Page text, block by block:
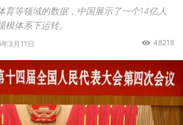
育等领域的数据，中国展示了一个14亿人
体系下运转。
3月11日 48218